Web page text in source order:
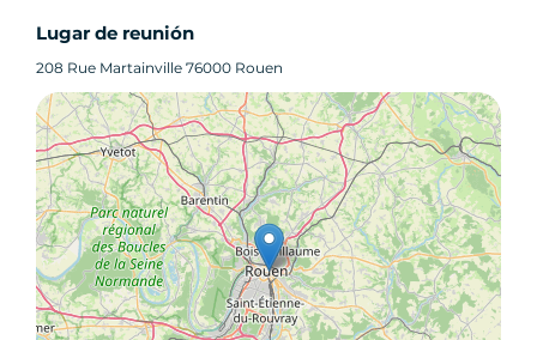
Lugar de reunión
208 Rue Martainville 76000 Rouen